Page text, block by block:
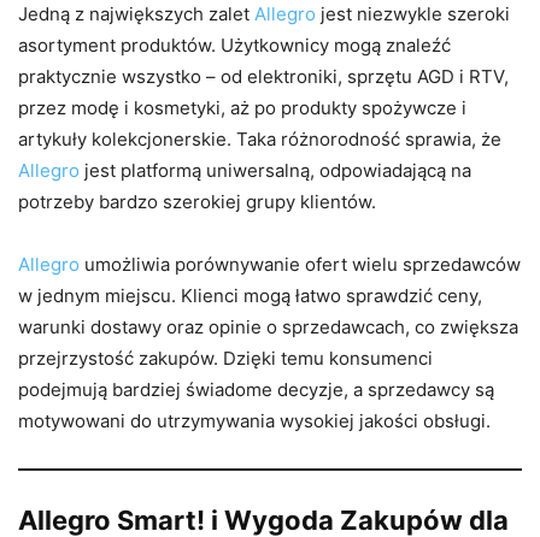
Jedną z największych zalet Allegro jest niezwykle szeroki
asortyment produktów. Użytkownicy mogą znaleźć
praktycznie wszystko – od elektroniki, sprzętu AGD i RTV,
przez modę i kosmetyki, aż po produkty spożywcze i
artykuły kolekcjonerskie. Taka różnorodność sprawia, że
Allegro jest platformą uniwersalną, odpowiadającą na
potrzeby bardzo szerokiej grupy klientów.
Allegro umożliwia porównywanie ofert wielu sprzedawców
w jednym miejscu. Klienci mogą łatwo sprawdzić ceny,
warunki dostawy oraz opinie o sprzedawcach, co zwiększa
przejrzystość zakupów. Dzięki temu konsumenci
podejmują bardziej świadome decyzje, a sprzedawcy są
motywowani do utrzymywania wysokiej jakości obsługi.
Allegro Smart! i Wygoda Zakupów dla